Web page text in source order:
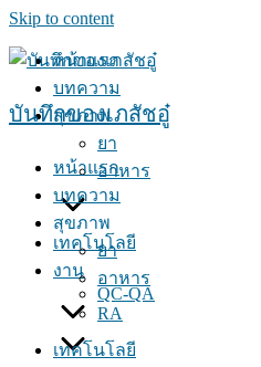
Skip to content
บันทึกของเภสัชอู๋
หน้าแรก
บทความ
สุขภาพ
ยา
อาหาร
เทคโนโลยี
หน้าแรก
บทความ
สุขภาพ
ยา
อาหาร
เทคโนโลยี
งาน
QC-QA
RA